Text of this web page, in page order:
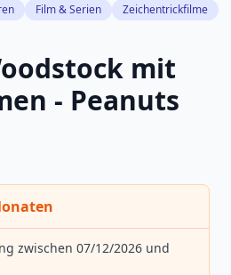
Film & Serien
Zeichentrickfilme
mit
- Peanuts
zwischen 07/12/2026 und